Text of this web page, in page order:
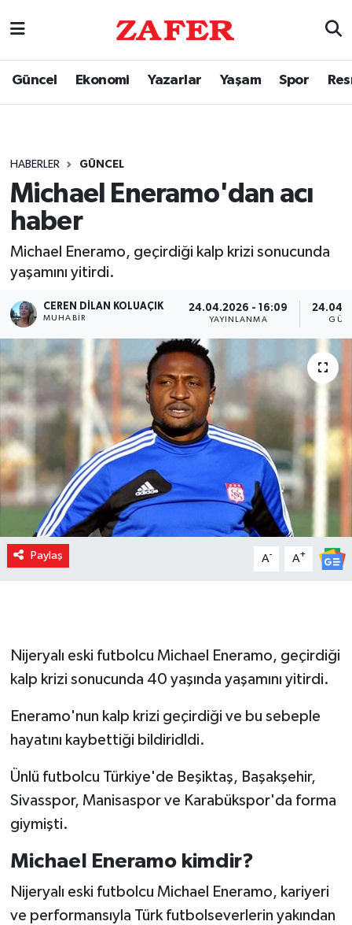
Güncel Ekonomi Yazarlar Yaşam Spor
HABERLER GÜNCEL
Michael Eneramo'dan acı
haber
Michael Eneramo, geçirdiği kalp krizi sonucunda
yaşamını yitirdi.
CEREN DILAN KOLUAÇIK
MUHABIR
24.04.2026 - 16:09
YAYINLANMA
Paylaş A- A+
Nijeryalı eski futbolcu Michael Eneramo, geçirdiği
kalp krizi sonucunda 40 yaşında yaşamını yitirdi.
Eneramo'nun kalp krizi geçirdiği ve bu sebeple
hayatını kaybettiği bildiridldi.
Ünlü futbolcu Türkiye'de Beşiktaş, Başakşehir,
Sivasspor, Manisaspor ve Karabükspor'da forma
giymişti.
Michael Eneramo kimdir?
Nijeryalı eski futbolcu Michael Eneramo, kariyeri
ve performansıyla Türk futbolseverlerin yakından